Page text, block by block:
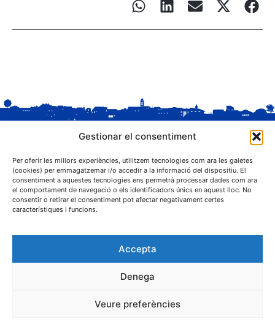
Gestionar el consentiment
Per oferir les millors experiències, utilitzem tecnologies com ara les galetes
(cookies) per emmagatzemar i/o accedir a la informació del dispositiu. El
consentiment a aquestes tecnologies ens permetrà processar dades com ara
el comportament de navegació o els identificadors únics en aquest lloc. No
consentir o retirar el consentiment pot afectar negativament certes
característiques i funcions.
Accepta
Denega
Veure preferències
C. Sant Josep, 1
25243 El Palau d'Anglesola (Pla d'Urgell)
Privacitat Cookies
Protecció de dades